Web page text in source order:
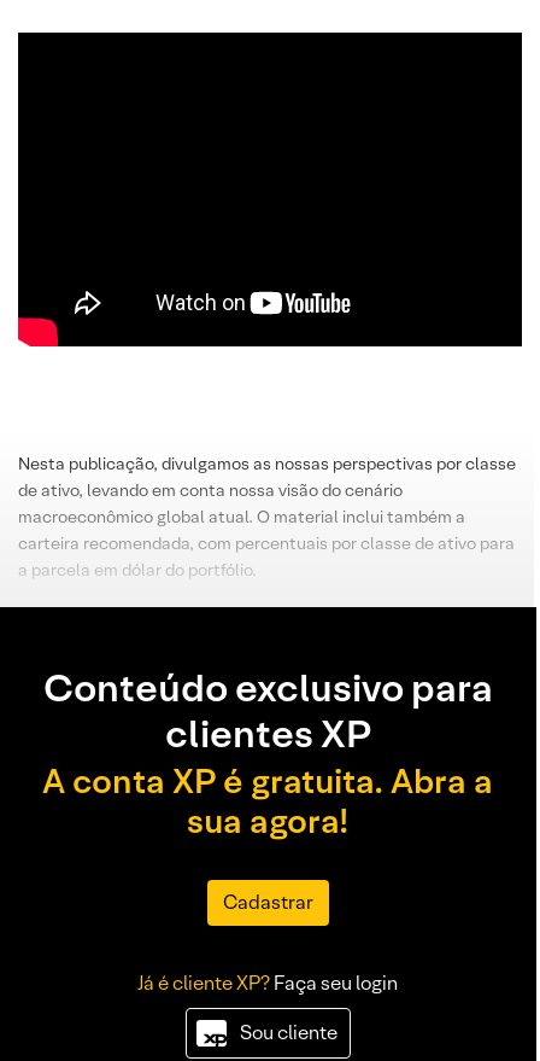
Nesta publicação, divulgamos as nossas perspectivas por classe
de ativo, levando em conta nossa visão do cenário
macroeconômico global atual. O material inclui também a
carteira recomendada, com percentuais por classe de ativo para
a parcela em dólar do portfólio.
Conteúdo exclusivo para
clientes XP
A conta XP é gratuita. Abra a
sua agora!
Cadastrar
Já é cliente XP?Faça seu login
Sou cliente